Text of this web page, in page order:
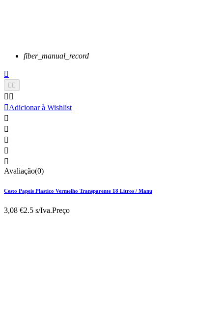
fiber_manual_record

 
 
Adicionar à Wishlist





Avaliação(0)
Cesto Papeis Plastico Vermelho Transparente 18 Litros / Manu
3,08 €2.5 s/Iva.Preço